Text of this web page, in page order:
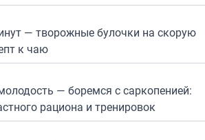
— творожные булочки на скорую
к чаю
— боремся с саркопенией:
рациона и тренировок